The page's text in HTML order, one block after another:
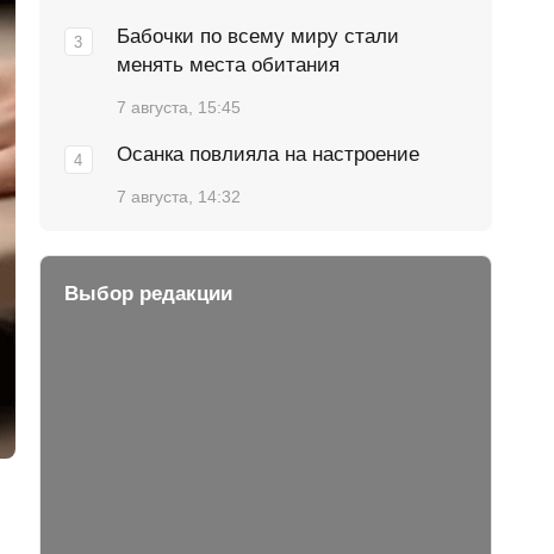
Бабочки по всему миру стали
менять места обитания
7 августа, 15:45
Осанка повлияла на настроение
7 августа, 14:32
Выбор редакции